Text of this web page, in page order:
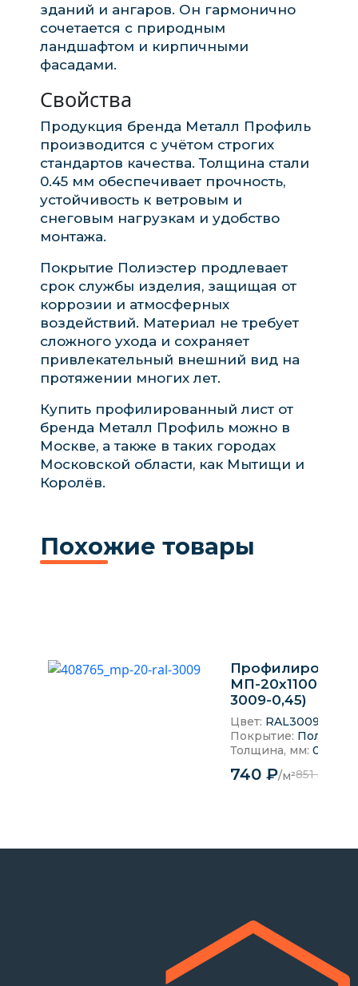
зданий и ангаров. Он гармонично
сочетается с природным
ландшафтом и кирпичными
фасадами.
Свойства
Продукция бренда Металл Профиль
производится с учётом строгих
стандартов качества. Толщина стали
0.45 мм обеспечивает прочность,
устойчивость к ветровым и
снеговым нагрузкам и удобство
монтажа.
Покрытие Полиэстер продлевает
срок службы изделия, защищая от
коррозии и атмосферных
воздействий. Материал не требует
сложного ухода и сохраняет
привлекательный внешний вид на
протяжении многих лет.
Купить профилированный лист от
бренда Металл Профиль можно в
Москве, а также в таких городах
Московской области, как Мытищи и
Королёв.
Похожие товары
МП-20x1100-A
3009-0,45)
Цвет: RAL3009
Покрытие:
Толщина, мм: 0.45 мм
740 ₽/м²851 ₽